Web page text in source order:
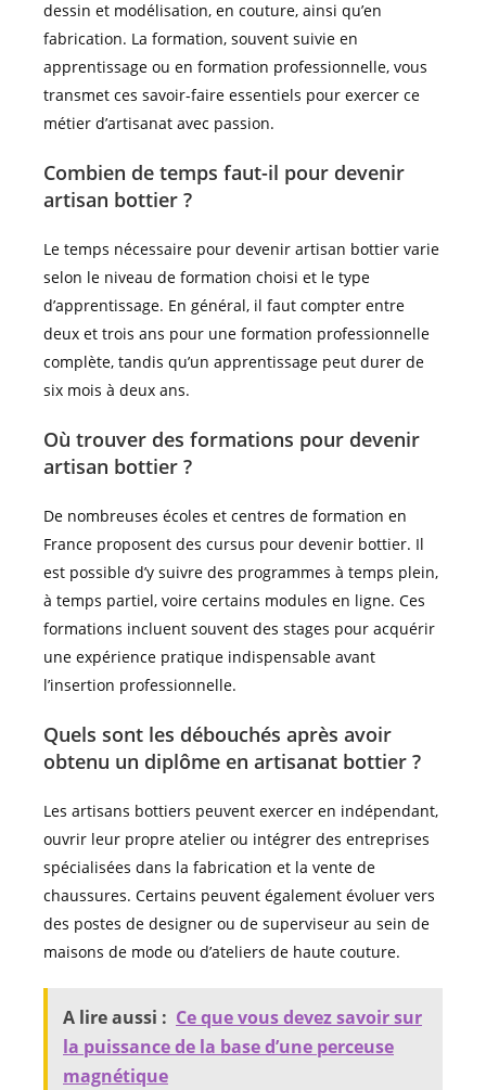
dessin et modélisation, en couture, ainsi qu’en
fabrication. La formation, souvent suivie en
apprentissage ou en formation professionnelle, vous
transmet ces savoir-faire essentiels pour exercer ce
métier d’artisanat avec passion.
Combien de temps faut-il pour devenir
artisan bottier ?
Le temps nécessaire pour devenir artisan bottier varie
selon le niveau de formation choisi et le type
d’apprentissage. En général, il faut compter entre
deux et trois ans pour une formation professionnelle
complète, tandis qu’un apprentissage peut durer de
six mois à deux ans.
Où trouver des formations pour devenir
artisan bottier ?
De nombreuses écoles et centres de formation en
France proposent des cursus pour devenir bottier. Il
est possible d’y suivre des programmes à temps plein,
à temps partiel, voire certains modules en ligne. Ces
formations incluent souvent des stages pour acquérir
une expérience pratique indispensable avant
l’insertion professionnelle.
Quels sont les débouchés après avoir
obtenu un diplôme en artisanat bottier ?
Les artisans bottiers peuvent exercer en indépendant,
ouvrir leur propre atelier ou intégrer des entreprises
spécialisées dans la fabrication et la vente de
chaussures. Certains peuvent également évoluer vers
des postes de designer ou de superviseur au sein de
maisons de mode ou d’ateliers de haute couture.
A lire aussi : Ce que vous devez savoir sur
la puissance de la base d’une perceuse
magnétique